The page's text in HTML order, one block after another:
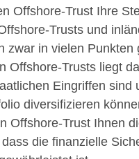
Offshore-Trust Ihre
Trusts und
zwar in vielen Punkten
Offshore-Trusts liegt
Eingriffen sind
diversifizieren
Offshore-Trust Ihnen
die finanzielle